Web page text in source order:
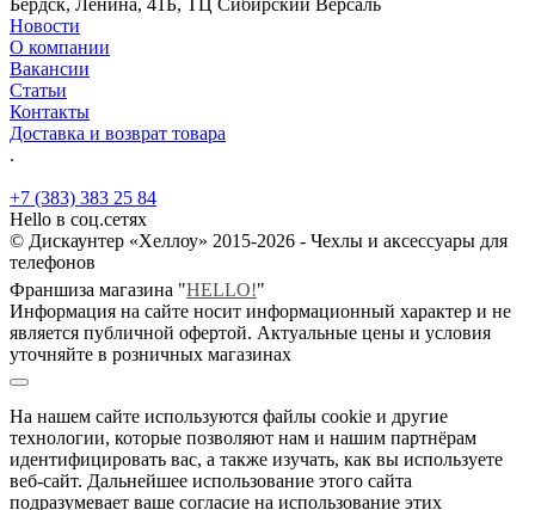
Новости
О компании
Вакансии
Статьи
Контакты
Доставка и возврат товара
.
+7 (383) 383 25 84
Hello в соц.сетях
© Дискаунтер «Хеллоу» 2015-2026 - Чехлы и аксессуары для
телефонов
Франшиза магазина "HELLO!"
Информация на сайте носит информационный характер и не
является публичной офертой. Актуальные цены и условия
уточняйте в розничных магазинах
На нашем сайте используются файлы cookie и другие
технологии, которые позволяют нам и нашим партнёрам
идентифицировать вас, а также изучать, как вы используете
веб-сайт. Дальнейшее использование этого сайта
подразумевает ваше согласие на использование этих